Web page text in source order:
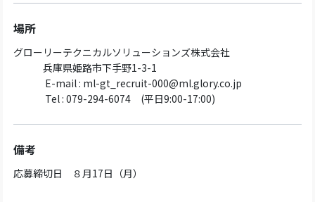
場所
グローリーテクニカルソリューションズ株式会社
兵庫県姫路市下手野1-3-1
E-mail : ml-gt_recruit-000@ml.glory.co.jp
Tel : 079-294-6074 (平日9:00-17:00)
備考
応募締切日 ８月17日（月）